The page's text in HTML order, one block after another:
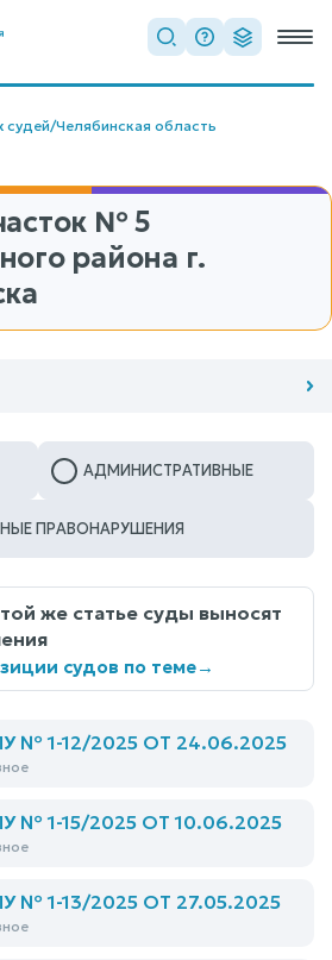
судей/Челябинская область
№ 5
района г.
АДМИНИСТРАТИВНЫЕ
ПРАВОНАРУШЕНИЯ
же статье суды выносят
судов по теме→
№ 1-12/2025 ОТ 24.06.2025
№ 1-15/2025 ОТ 10.06.2025
№ 1-13/2025 ОТ 27.05.2025